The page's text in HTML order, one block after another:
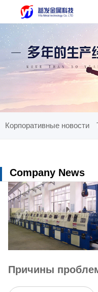
Корпоративные новости
Company News
Причины